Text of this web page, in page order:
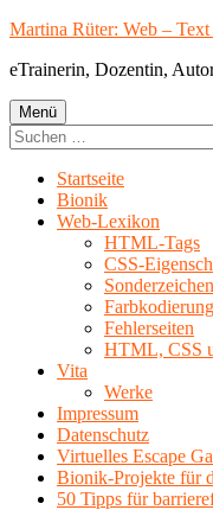
Springe
Inhalt
Martina Rüter: Web –
eTrainerin, Dozentin,
Primäres
Menü
Menü
Suchen
nach:
Startseite
Bionik
Web-Lexikon
HTML-Tags
CSS-
Fehlerseiten
HTML, CSS
Vita
Werke
Impressum
Datenschutz
Virtuelles Escape
Bionik-Projekte für
50 Tipps für